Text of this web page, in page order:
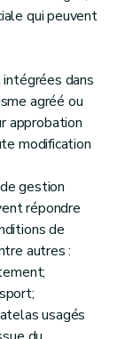
qui peuvent
dans
agréé ou
approbation
modification
gestion
répondre
de
autres :
usagés